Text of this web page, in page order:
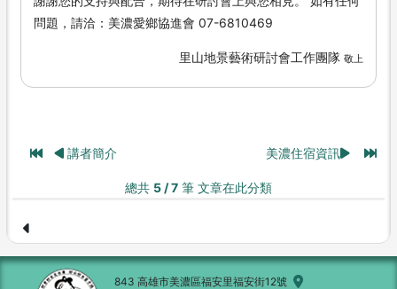
問題，請洽：美濃愛鄉協進會 07-6810469
里山地景藝術研討會工作團隊 敬上
講者簡介 美濃住宿資訊
總共 5 / 7 筆 文章在此分類
843 高雄市美濃區福安里福安街12號